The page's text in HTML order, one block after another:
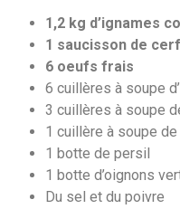
1,2 kg d’ignames
1 saucisson de cerf
6 oeufs frais
6 cuillères à soupe
3 cuillères à soupe
1 cuillère à soupe
1 botte de persil
1 botte d’oignons
Du sel et du poivre